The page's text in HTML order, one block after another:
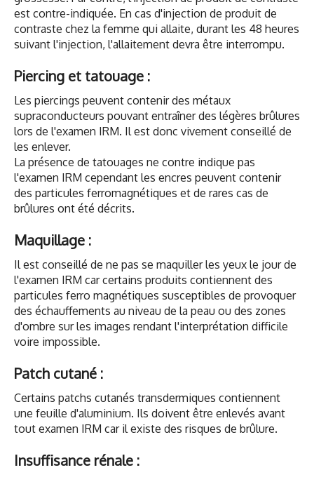
est contre-indiquée. En cas d'injection de produit de
contraste chez la femme qui allaite, durant les 48 heures
suivant l'injection, l'allaitement devra être interrompu.
Piercing et tatouage :
Les piercings peuvent contenir des métaux
supraconducteurs pouvant entraîner des légères brûlures
lors de l'examen IRM. Il est donc vivement conseillé de
les enlever.
La présence de tatouages ne contre indique pas
l'examen IRM cependant les encres peuvent contenir
des particules ferromagnétiques et de rares cas de
brûlures ont été décrits.
Maquillage :
Il est conseillé de ne pas se maquiller les yeux le jour de
l'examen IRM car certains produits contiennent des
particules ferro magnétiques susceptibles de provoquer
des échauffements au niveau de la peau ou des zones
d'ombre sur les images rendant l'interprétation difficile
voire impossible.
Patch cutané :
Certains patchs cutanés transdermiques contiennent
une feuille d'aluminium. Ils doivent être enlevés avant
tout examen IRM car il existe des risques de brûlure.
Insuffisance rénale :